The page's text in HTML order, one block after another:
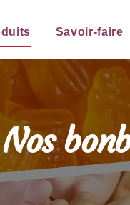
Savoir-faire
Nos